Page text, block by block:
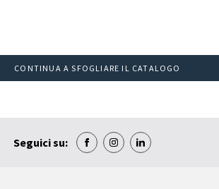
CONTINUA A SFOGLIARE IL CATALOGO
Seguici su: